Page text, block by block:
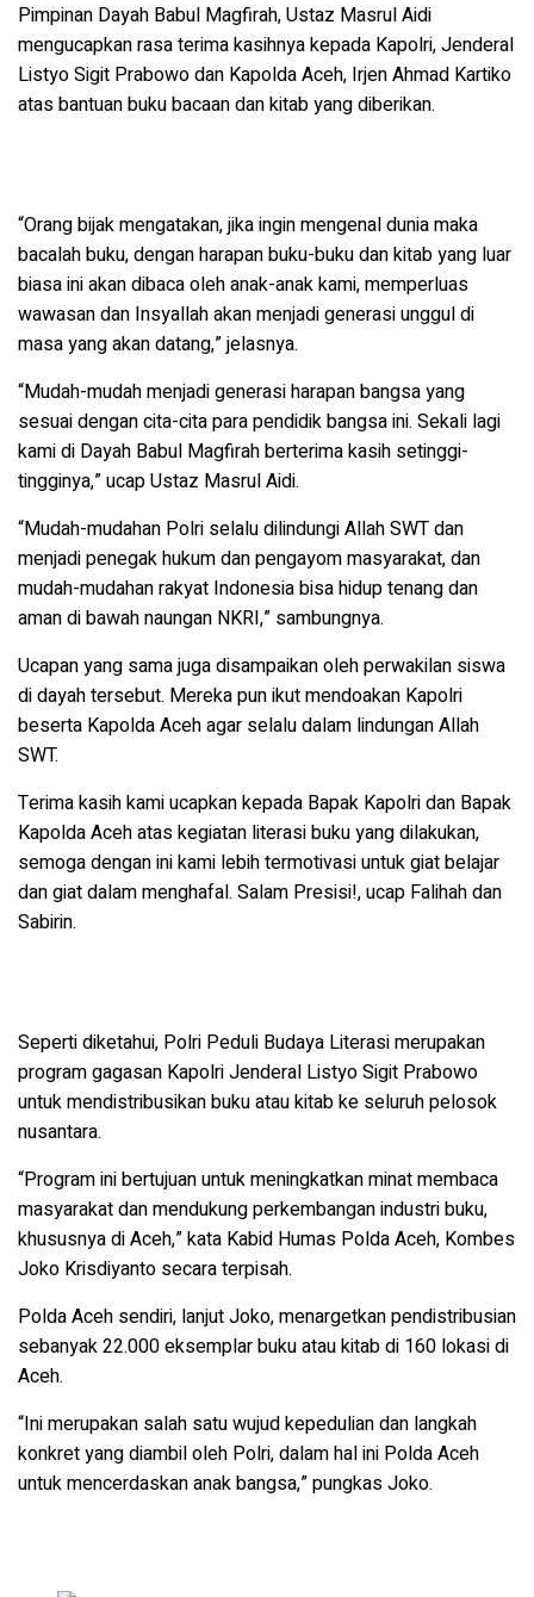
Pimpinan Dayah Babul Magfirah, Ustaz Masrul Aidi
mengucapkan rasa terima kasihnya kepada Kapolri, Jenderal
Listyo Sigit Prabowo dan Kapolda Aceh, Irjen Ahmad Kartiko
atas bantuan buku bacaan dan kitab yang diberikan.
“Orang bijak mengatakan, jika ingin mengenal dunia maka
bacalah buku, dengan harapan buku-buku dan kitab yang luar
biasa ini akan dibaca oleh anak-anak kami, memperluas
wawasan dan Insyallah akan menjadi generasi unggul di
masa yang akan datang,” jelasnya.
“Mudah-mudah menjadi generasi harapan bangsa yang
sesuai dengan cita-cita para pendidik bangsa ini. Sekali lagi
kami di Dayah Babul Magfirah berterima kasih setinggi-
tingginya,” ucap Ustaz Masrul Aidi.
“Mudah-mudahan Polri selalu dilindungi Allah SWT dan
menjadi penegak hukum dan pengayom masyarakat, dan
mudah-mudahan rakyat Indonesia bisa hidup tenang dan
aman di bawah naungan NKRI,” sambungnya.
Ucapan yang sama juga disampaikan oleh perwakilan siswa
di dayah tersebut. Mereka pun ikut mendoakan Kapolri
beserta Kapolda Aceh agar selalu dalam lindungan Allah
SWT.
Terima kasih kami ucapkan kepada Bapak Kapolri dan Bapak
Kapolda Aceh atas kegiatan literasi buku yang dilakukan,
semoga dengan ini kami lebih termotivasi untuk giat belajar
dan giat dalam menghafal. Salam Presisi!, ucap Falihah dan
Sabirin.
Seperti diketahui, Polri Peduli Budaya Literasi merupakan
program gagasan Kapolri Jenderal Listyo Sigit Prabowo
untuk mendistribusikan buku atau kitab ke seluruh pelosok
nusantara.
“Program ini bertujuan untuk meningkatkan minat membaca
masyarakat dan mendukung perkembangan industri buku,
khususnya di Aceh,” kata Kabid Humas Polda Aceh, Kombes
Joko Krisdiyanto secara terpisah.
Polda Aceh sendiri, lanjut Joko, menargetkan pendistribusian
sebanyak 22.000 eksemplar buku atau kitab di 160 lokasi di
Aceh.
“Ini merupakan salah satu wujud kepedulian dan langkah
konkret yang diambil oleh Polri, dalam hal ini Polda Aceh
untuk mencerdaskan anak bangsa,” pungkas Joko.